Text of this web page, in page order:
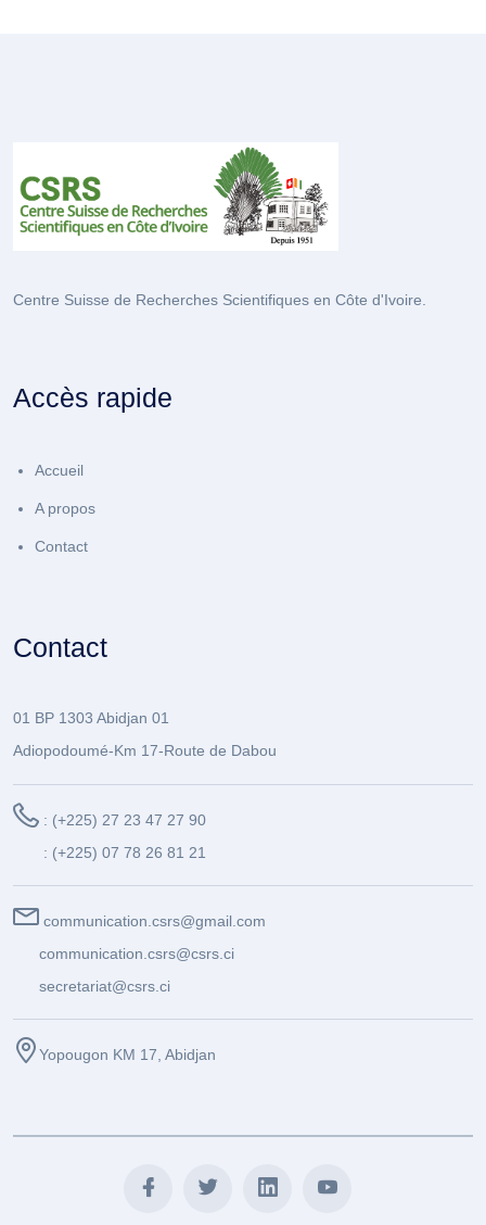
Centre Suisse de Recherches Scientifiques en Côte d'Ivoire.
Accès rapide
Accueil
A propos
Contact
Contact
01 BP 1303 Abidjan 01
Adiopodoumé-Km 17-Route de Dabou
: (+225) 27 23 47 27 90
: (+225) 07 78 26 81 21
communication.csrs@gmail.com
communication.csrs@csrs.ci
secretariat@csrs.ci
Yopougon KM 17, Abidjan